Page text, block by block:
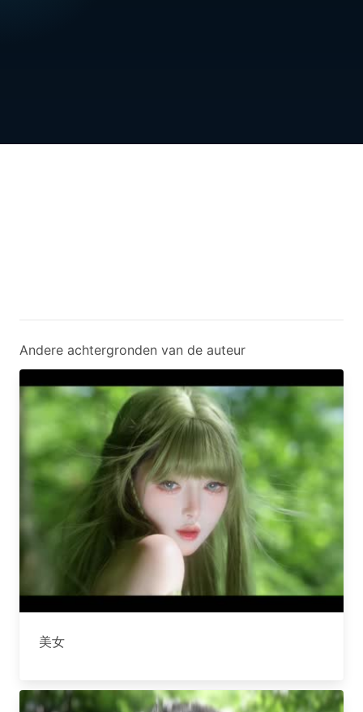
Andere achtergronden van de auteur
美女